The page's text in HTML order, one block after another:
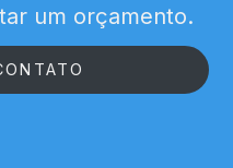
um orçamento.